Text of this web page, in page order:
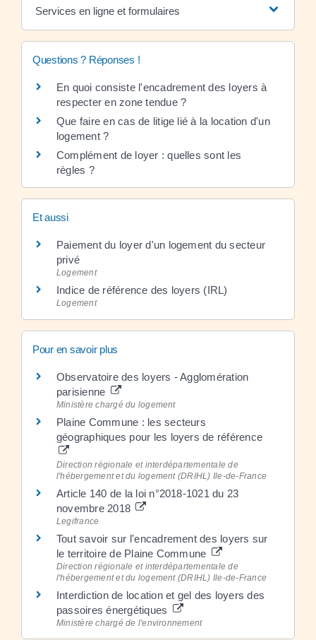
Services en ligne et formulaires
Questions ? Réponses !
En quoi consiste l'encadrement des loyers à
respecter en zone tendue ?
Que faire en cas de litige lié à la location d'un
logement ?
Complément de loyer : quelles sont les
règles ?
Et aussi
Paiement du loyer d'un logement du secteur
privé
Logement
Indice de référence des loyers (IRL)
Logement
Pour en savoir plus
Observatoire des loyers - Agglomération
parisienne
Ministère chargé du logement
Plaine Commune : les secteurs
géographiques pour les loyers de référence
Direction régionale et interdépartementale de
l'hébergement et du logement (DRIHL) Ile-de-France
Article 140 de la loi n°2018-1021 du 23
novembre 2018
Legifrance
Tout savoir sur l'encadrement des loyers sur
le territoire de Plaine Commune
Direction régionale et interdépartementale de
l'hébergement et du logement (DRIHL) Ile-de-France
Interdiction de location et gel des loyers des
passoires énergétiques
Ministère chargé de l'environnement